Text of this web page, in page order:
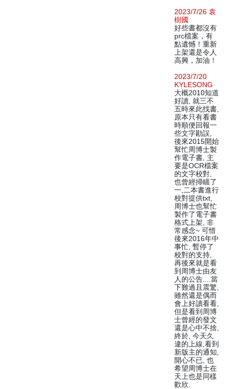
2023/7/26 袁
樹國
好些書都沒有
prc檔案，有
點遺憾！重新
上架還是令人
高興，加油！
2023/7/20
KYLESONG
大概2010知道
好讀, 就三不
五時來此找書,
原本只有看書
時順便回報一
些文字勘誤,
後來2015開始
幫忙周博士製
作電子書, 主
要是OCR檔案
的文字校對,
也曾經掃瞄了
一,二本書進行
校對提供txt,
周博士也幫忙
製作了電子書
格式上架, 非
常感念~ 可惜
後來2016年中
事忙, 暫停了
校對的支持,
再後來就是看
到周博士由友
人的公告....當
下難過且震驚,
雖然還是偶而
會上好讀看看,
但是看到周博
士曾經的發文
還是心中不捨,
終於, 今天久
違的上線,看到
新版主的通知,
開心不已, 也
希望周博士在
天上也是同樣
歡欣.